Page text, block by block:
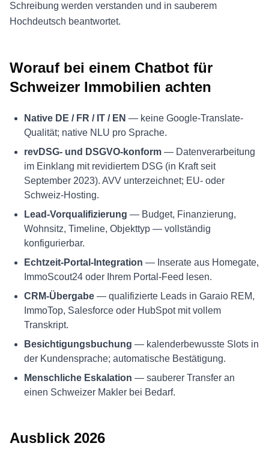
Schreibung werden verstanden und in sauberem
Hochdeutsch beantwortet.
Worauf bei einem Chatbot für
Schweizer Immobilien achten
Native DE / FR / IT / EN — keine Google-Translate-
Qualität; native NLU pro Sprache.
revDSG- und DSGVO-konform — Datenverarbeitung
im Einklang mit revidiertem DSG (in Kraft seit
September 2023). AVV unterzeichnet; EU- oder
Schweiz-Hosting.
Lead-Vorqualifizierung — Budget, Finanzierung,
Wohnsitz, Timeline, Objekttyp — vollständig
konfigurierbar.
Echtzeit-Portal-Integration — Inserate aus Homegate,
ImmoScout24 oder Ihrem Portal-Feed lesen.
CRM-Übergabe — qualifizierte Leads in Garaio REM,
ImmoTop, Salesforce oder HubSpot mit vollem
Transkript.
Besichtigungsbuchung — kalenderbewusste Slots in
der Kundensprache; automatische Bestätigung.
Menschliche Eskalation — sauberer Transfer an
einen Schweizer Makler bei Bedarf.
Ausblick 2026